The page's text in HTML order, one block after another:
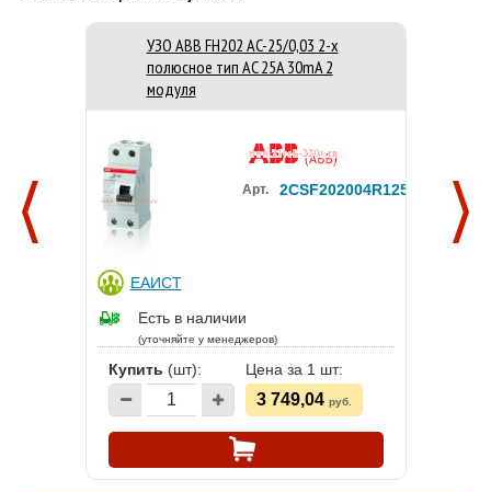
УЗО ABB FH202 AC-25/0,03 2-х
полюсное тип AC 25A 30mA 2
модуля
ЕАИСТ
Арт. 2CSF202004R1250
Есть в наличии
(уточняйте у менеджеров)
Купить (шт): Цена за 1 шт:
3 749,04 руб.